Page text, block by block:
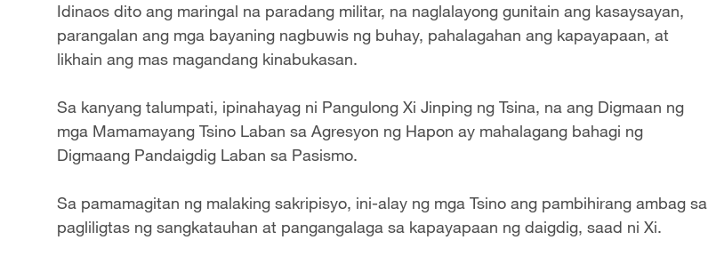
Idinaos dito ang maringal na paradang militar, na naglalayong gunitain ang kasaysayan,
parangalan ang mga bayaning nagbuwis ng buhay, pahalagahan ang kapayapaan, at
likhain ang mas magandang kinabukasan.
Sa kanyang talumpati, ipinahayag ni Pangulong Xi Jinping ng Tsina, na ang Digmaan ng
mga Mamamayang Tsino Laban sa Agresyon ng Hapon ay mahalagang bahagi ng
Digmaang Pandaigdig Laban sa Pasismo.
Sa pamamagitan ng malaking sakripisyo, ini-alay ng mga Tsino ang pambihirang ambag sa
pagliligtas ng sangkatauhan at pangangalaga sa kapayapaan ng daigdig, saad ni Xi.